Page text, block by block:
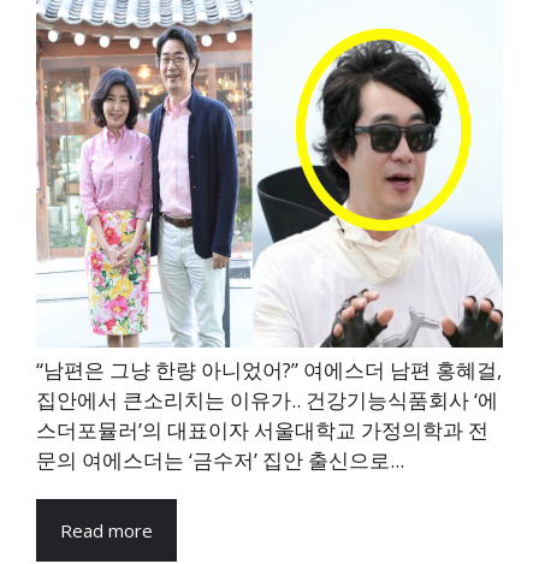
“남편은 그냥 한량 아니었어?” 여에스더 남편 홍혜걸,
집안에서 큰소리치는 이유가.. 건강기능식품회사 ‘에
스더포뮬러’의 대표이자 서울대학교 가정의학과 전
문의 여에스더는 ‘금수저’ 집안 출신으로...
Read more